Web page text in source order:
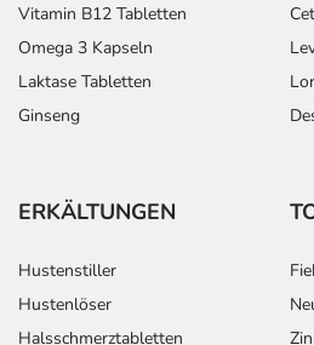
einem Arzt oder Apotheker
Art der Anwendung?
(z.B. 1 Glas Wasser) ein.
Die Anwendungsdauer richtet
deshalb nur von Ihrem Arzt
Anwendungsdauer bei Kindern
Tage.
Vitamin B12 Tabletten
Omega 3 Kapseln
Laktase Tabletten
Ginseng
ERKÄLTUNGEN
Hustenstiller
Hustenlöser
Halsschmerztabletten